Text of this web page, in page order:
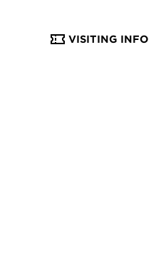
VISITING INFO